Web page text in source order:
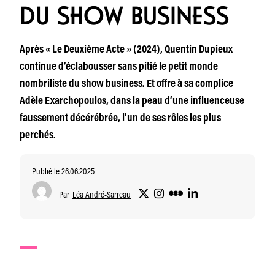
DU SHOW BUSINESS
Après « Le Deuxième Acte » (2024), Quentin Dupieux
continue d’éclabousser sans pitié le petit monde
nombriliste du show business. Et offre à sa complice
Adèle Exarchopoulos, dans la peau d’une influenceuse
faussement décérébrée, l’un de ses rôles les plus
perchés.
Publié le 26.06.2025
Par Léa André-Sarreau